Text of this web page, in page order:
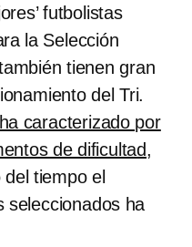
futbolistas
la Selección
tienen gran
del Tri.
caracterizado por
de dificultad,
tiempo el
seleccionados ha